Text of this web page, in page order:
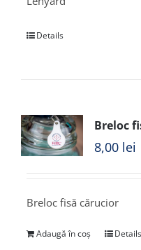
Details
Breloc
8,00 lei
Breloc fisă cărucior
Adaugă în coș Details